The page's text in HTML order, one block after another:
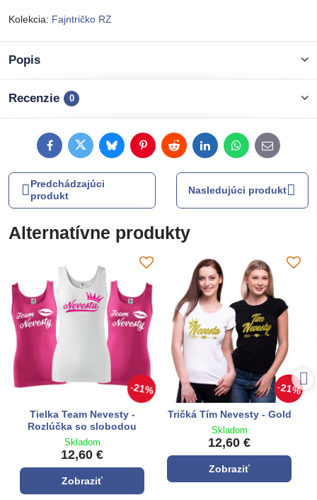
Kolekcia: Fajntričko RZ
Popis
Recenzie 0
FacebookTwitterBlueskyPinterestRedditLinkedInWhatsApp
E-
mail
Predchádzajúci
produkt
Nasledujúci produkt
Alternatívne produkty
21%
Tielka Team Nevesty -
Rozlúčka so slobodou
Skladom
12,60 €
Zobraziť
21%
Tričká Tím Nevesty - Gold
Skladom
12,60 €
Zobraziť